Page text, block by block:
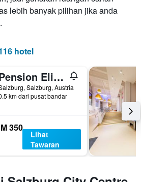
lebih banyak pilihan jika anda
hotel
Pension Elisabeth - Rooms & Apartments
Salzburg, Austria
km dari pusat bandar
350
Lihat
Tawaran